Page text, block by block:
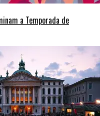
a Temporada de